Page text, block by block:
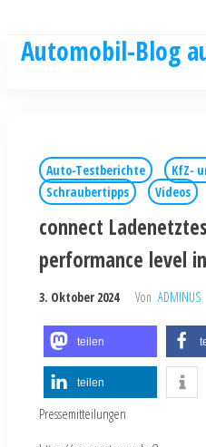
Automobil-Blog
Auto-Testberichte
KfZ-
Schraubertipps
Videos
connect
performance level
3. Oktober 2024 Von ADMINUS
teilen
teilen
Pressemitteilungen